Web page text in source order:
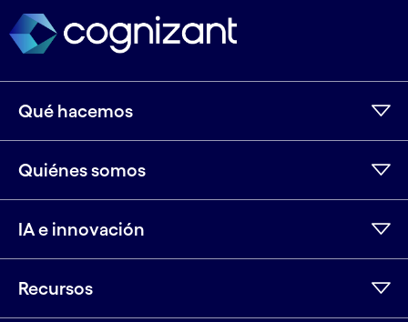
Qué hacemos
Quiénes somos
IA e innovación
Recursos